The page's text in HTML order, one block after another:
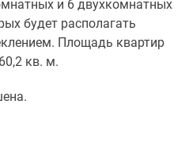
и 6 двухкомнатных
будет располагать
Площадь квартир
кв. м.